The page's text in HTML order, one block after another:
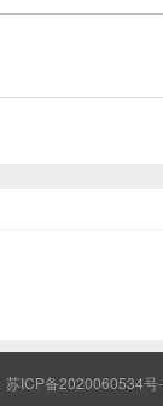
苏ICP备2020060534号